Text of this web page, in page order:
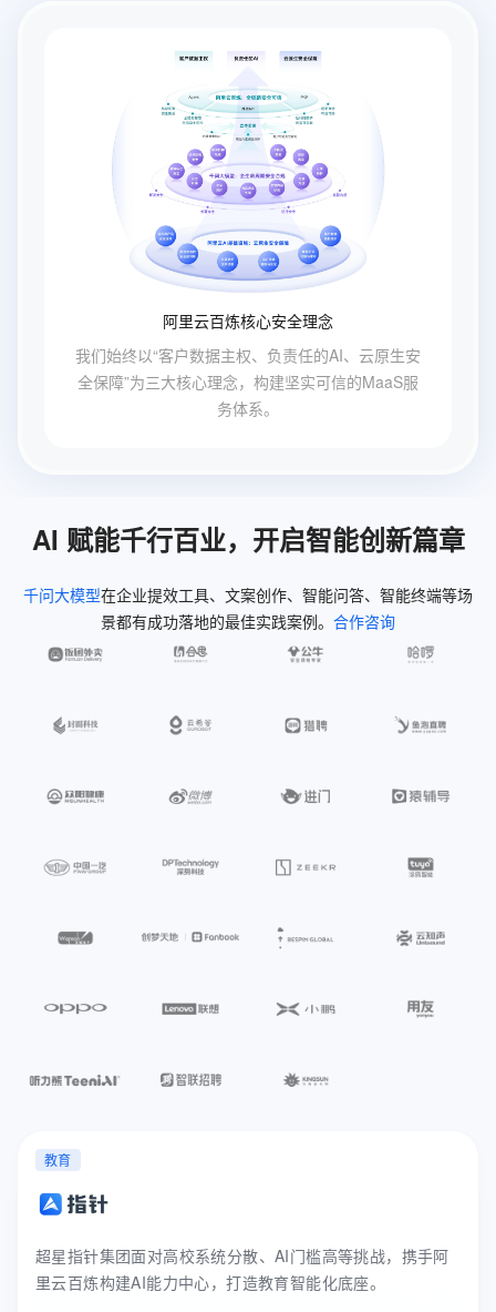
阿里云百炼核心安全理念
我们始终以“客户数据主权、负责任的AI、云原生安
全保障”为三大核心理念，构建坚实可信的MaaS服
务体系。
AI 赋能千行百业，开启智能创新篇章
千问大模型在企业提效工具、文案创作、智能问答、智能终端等场
景都有成功落地的最佳实践案例。 合作咨询
教育
超星指针集团面对高校系统分散、AI门槛高等挑战，携手阿
里云百炼构建AI能力中心，打造教育智能化底座。